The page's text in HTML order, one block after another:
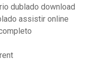
dublado download
assistir online